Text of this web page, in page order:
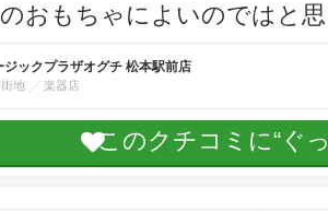
おもちゃによいのではと
ジックプラザオグチ 松本駅前店
地 楽器店
このクチコミに“ぐ